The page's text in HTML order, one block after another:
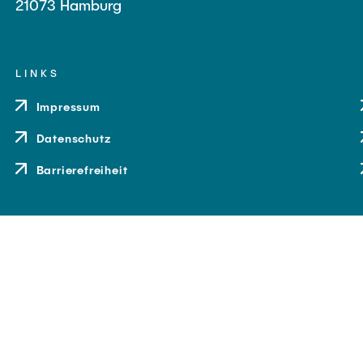
21073 Hamburg
LINKS
Impressum
Datenschutz
Barrierefreiheit